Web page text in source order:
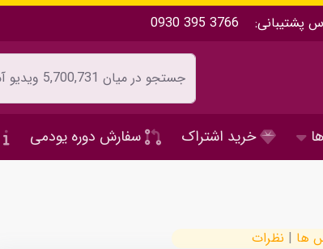
پشتیبانی: 0930 395 3766
خرید اشتراک سفارش دوره یودمی
ها | نظرات